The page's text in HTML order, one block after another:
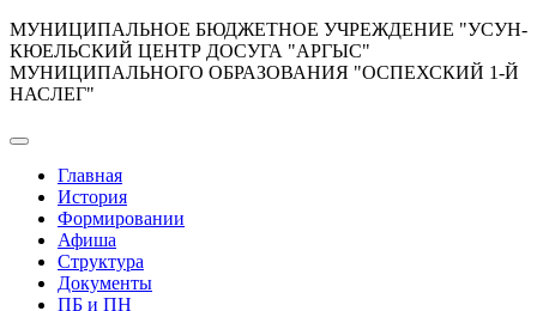
Перейти
к
содержимому
МУНИЦИПАЛЬНОЕ БЮДЖЕТНОЕ УЧРЕЖДЕНИЕ "УСУН-
КЮЕЛЬСКИЙ ЦЕНТР ДОСУГА "АРГЫС"
МУНИЦИПАЛЬНОГО ОБРАЗОВАНИЯ "ОСПЕХСКИЙ 1-Й
НАСЛЕГ"
Главная
История
Формировании
Афиша
Структура
Документы
ПБ и ПН